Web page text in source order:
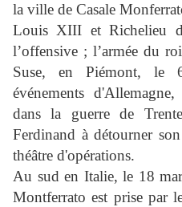
la ville de Casale
Louis XIII et Richelieu
l’offensive ; l’armée du
Suse, en Piémont, le
événements
dans la guerre de
Ferdinand à détourner
théâtre d'opérations.
Au sud en Italie, le 18
Montferrato est prise par